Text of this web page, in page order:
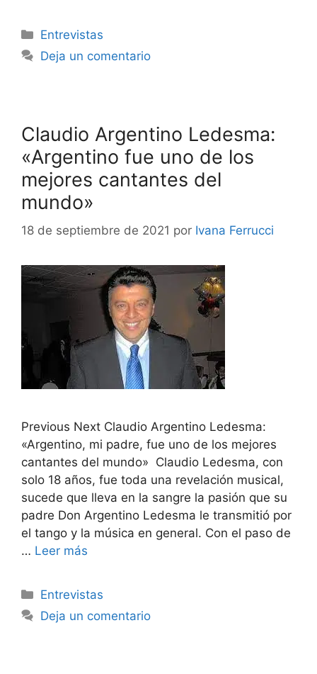
Entrevistas
Deja un comentario
Claudio Argentino Ledesma:
«Argentino fue uno de los
mejores cantantes del
mundo»
18 de septiembre de 2021 por Ivana Ferrucci
Previous Next Claudio Argentino Ledesma:
«Argentino, mi padre, fue uno de los mejores
cantantes del mundo» Claudio Ledesma, con
solo 18 años, fue toda una revelación musical,
sucede que lleva en la sangre la pasión que su
padre Don Argentino Ledesma le transmitió por
el tango y la música en general. Con el paso de
… Leer más
Entrevistas
Deja un comentario